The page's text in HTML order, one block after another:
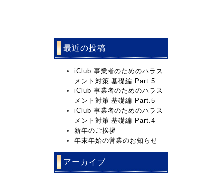
最近の投稿
iClub 事業者のためのハラス
メント対策 基礎編 Part.5
iClub 事業者のためのハラス
メント対策 基礎編 Part.5
iClub 事業者のためのハラス
メント対策 基礎編 Part.4
新年のご挨拶
年末年始の営業のお知らせ
アーカイブ